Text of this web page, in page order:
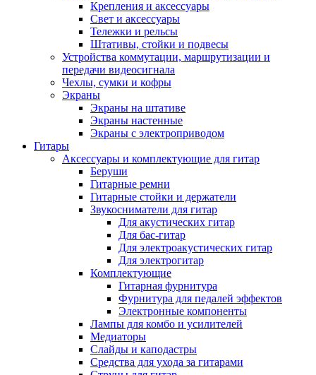
Крепления и аксессуары
Свет и аксессуары
Тележки и рельсы
Штативы, стойки и подвесы
Устройства коммутации, маршрутизации и
передачи видеосигнала
Чехлы, сумки и кофры
Экраны
Экраны на штативе
Экраны настенные
Экраны с электроприводом
Гитары
Аксессуары и комплектующие для гитар
Беруши
Гитарные ремни
Гитарные стойки и держатели
Звукосниматели для гитар
Для акустических гитар
Для бас-гитар
Для электроакустических гитар
Для электрогитар
Комплектующие
Гитарная фурнитура
Фурнитура для педалей эффектов
Электронные компоненты
Лампы для комбо и усилителей
Медиаторы
Слайды и каподастры
Средства для ухода за гитарами